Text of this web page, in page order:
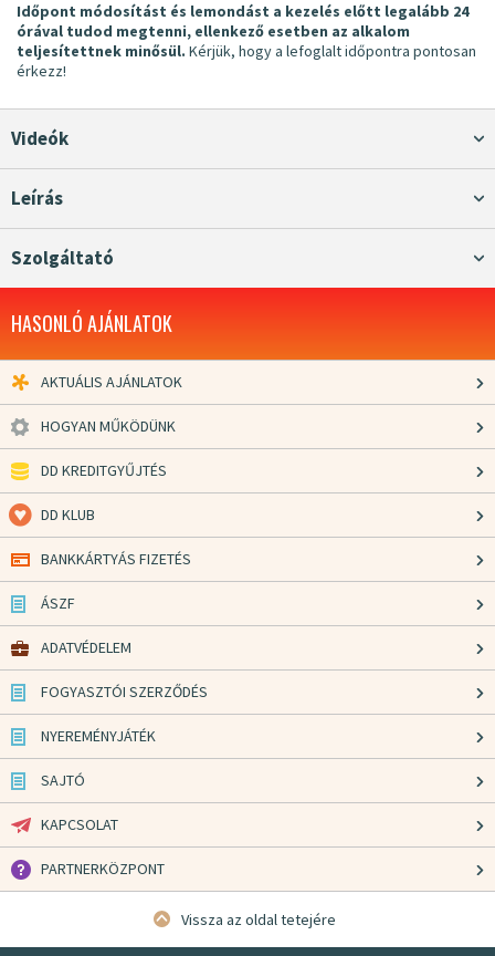
Időpont módosítást és lemondást a kezelés előtt legalább 24
órával tudod megtenni, ellenkező esetben az alkalom
teljesítettnek minősül. Kérjük, hogy a lefoglalt időpontra pontosan
érkezz!
Videók
Leírás
Szolgáltató
HASONLÓ AJÁNLATOK
AKTUÁLIS AJÁNLATOK
HOGYAN MŰKÖDÜNK
DD KREDITGYŰJTÉS
DD KLUB
BANKKÁRTYÁS FIZETÉS
ÁSZF
ADATVÉDELEM
FOGYASZTÓI SZERZŐDÉS
NYEREMÉNYJÁTÉK
SAJTÓ
KAPCSOLAT
PARTNERKÖZPONT
Vissza az oldal tetejére